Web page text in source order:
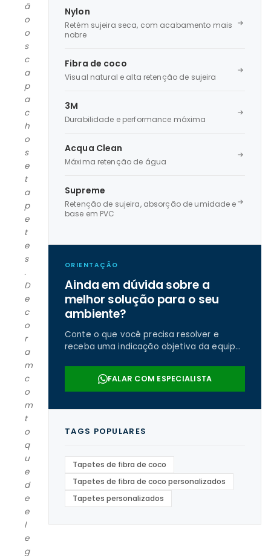
ã
o
o
s
c
a
p
a
c
h
o
s
e
t
a
p
e
t
e
s
.
D
e
c
o
r
a
m
c
o
m
t
o
q
u
e
d
e
e
l
e
g
Nylon
Retém sujeira seca, com acabamento mais
nobre
Fibra de coco
Visual natural e alta retenção de sujeira
3M
Durabilidade e performance máxima
Acqua Clean
Máxima retenção de água
Supreme
Retenção de sujeira, absorção de umidade e
base em PVC
ORIENTAÇÃO
Ainda em dúvida sobre a
melhor solução para o seu
ambiente?
Conte o que você precisa resolver e
receba uma indicação objetiva da equipe
FALAR COM ESPECIALISTA
TAGS POPULARES
Tapetes de fibra de coco
Tapetes de fibra de coco personalizados
Tapetes personalizados